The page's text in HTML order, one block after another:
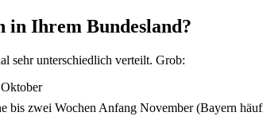
in Ihrem Bundesland?
sehr unterschiedlich verteilt. Grob:
bis zwei Wochen Anfang November (Bayern